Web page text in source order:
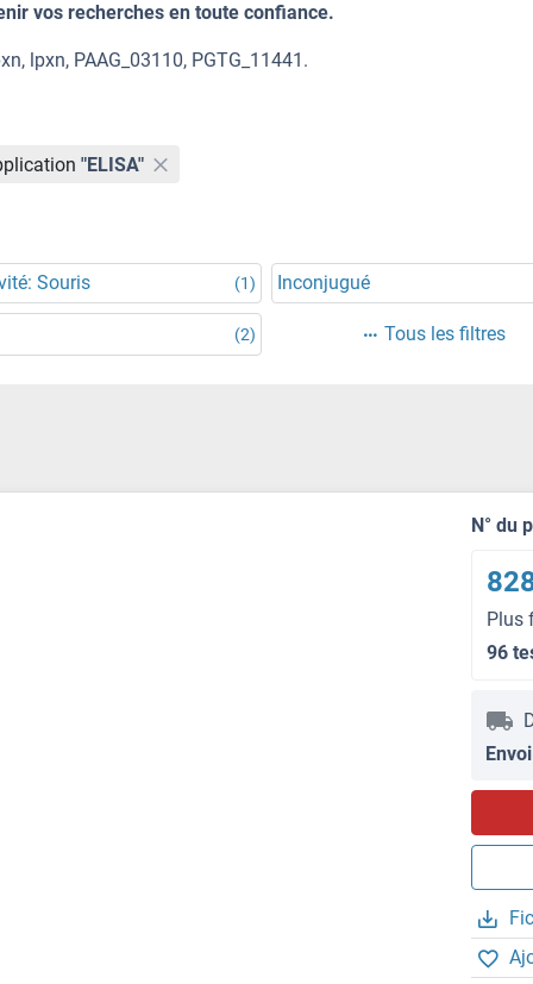
vos recherches en toute confiance.
lpxn, PAAG_03110, PGTG_11441.
"ELISA"
Souris (1) Inconjugué
(2) Tous les filtres
N° du
Plus
96